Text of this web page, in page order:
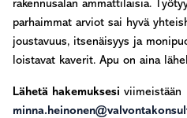
rakennusalan ammattilaisia.
parhaimmat arviot sai hyvä
joustavuus, itsenäisyys ja
loistavat kaverit. Apu on aina
Lähetä hakemuksesi viimeistään